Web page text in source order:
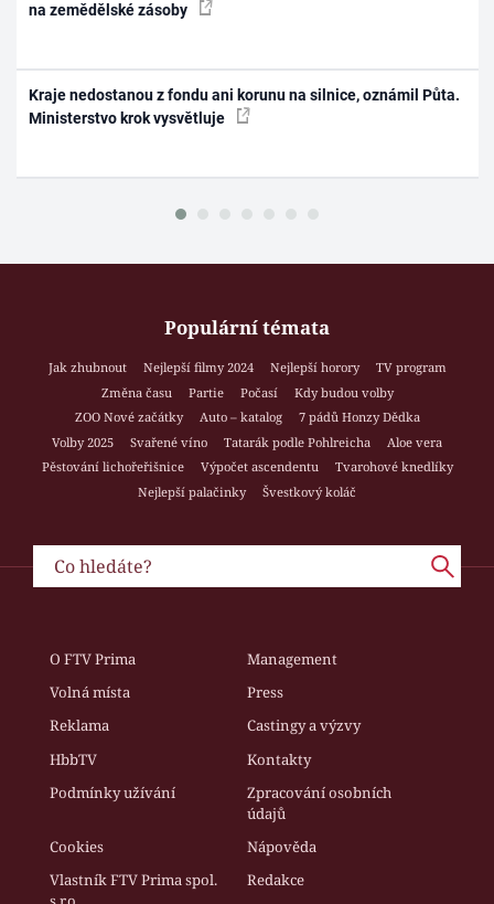
na zemědělské zásoby
Kraje nedostanou z fondu ani korunu na silnice, oznámil Půta.
Ministerstvo krok vysvětluje
Populární témata
Jak zhubnout Nejlepší filmy 2024 Nejlepší horory
TV program
Změna času
Partie Počasí
Kdy budou volby
ZOO Nové začátky
Auto – katalog
7 pádů Honzy Dědka
Volby 2025
Svařené víno Tatarák podle Pohlreicha
Aloe vera
Pěstování lichořeřišnice
Výpočet ascendentu
Tvarohové knedlíky
Nejlepší palačinky
Švestkový koláč
O FTV Prima
Management
Volná místa
Press
Reklama
Castingy a výzvy
HbbTV
Kontakty
Podmínky užívání
Zpracování osobních
údajů
Cookies
Nápověda
Vlastník FTV Prima spol.
Redakce